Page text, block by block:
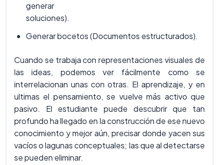
generar
soluciones).
Generar bocetos (Documentos estructurados).
Cuando se trabaja con representaciones visuales de
las ideas, podemos ver fácilmente como se
interrelacionan unas con otras. El aprendizaje, y en
ultimas el pensamiento, se vuelve más activo que
pasivo. El estudiante puede descubrir que tan
profundo ha llegado en la construcción de ese nuevo
conocimiento y mejor aún, precisar donde yacen sus
vacíos o lagunas conceptuales; las que al detectarse
se pueden eliminar.